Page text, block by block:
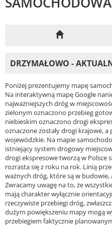
DRZYMAŁOWO -
Poniżej prezentujemy mapę
Na interaktywną mapę Google
najważniejszych dróg w
zielonym oznaczono przebieg
niebieskim oznaczono drogi
oznaczone zostały drogi krajowe,
wojewódzkie. Na mapie
istniejący system drogowy
drogi ekspresowe tworzą w Polsce
rozrasta się z roku na rok. Linią
ważnych dróg, które są w
Zwracamy uwagę na to, że
mają charakter wyłącznie
rzeczywiste przebiegi dróg,
dużym powiększeniu mapy mogą
przebiegiem faktycznie